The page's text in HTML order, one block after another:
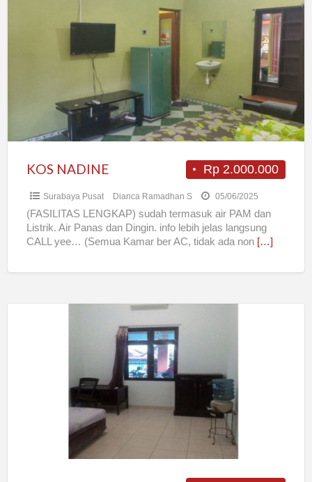
Rp 2.000.000
KOS NADINE
Surabaya Pusat Dianca Ramadhan S 05/06/2025
(FASILITAS LENGKAP) sudah termasuk air PAM dan
Listrik. Air Panas dan Dingin. info lebih jelas langsung
CALL yee… (Semua Kamar ber AC, tidak ada non […]